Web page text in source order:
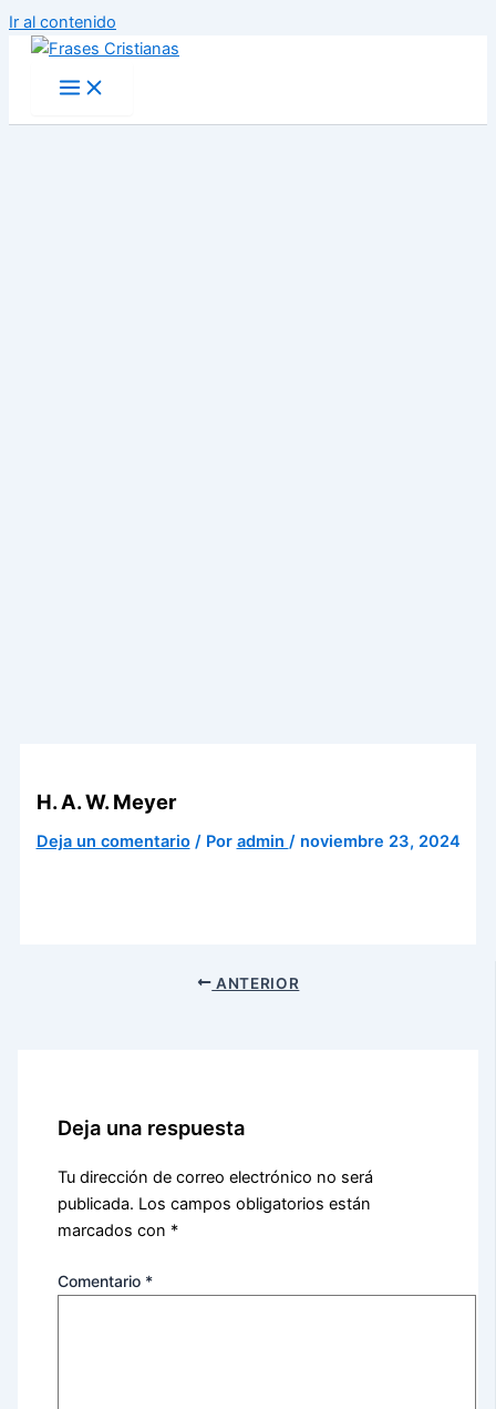
Ir al contenido
H. A. W. Meyer
Deja un comentario / Por admin / noviembre 23, 2024
ANTERIOR
Deja una respuesta
Tu dirección de correo electrónico no será
publicada. Los campos obligatorios están
marcados con *
Comentario *